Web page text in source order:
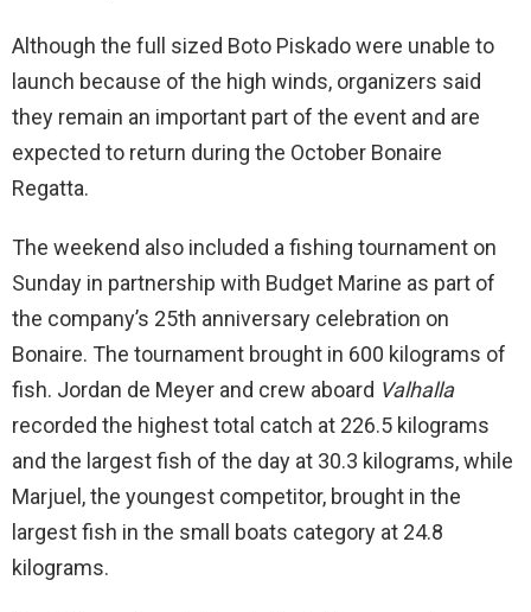
Although the full sized Boto Piskado were unable to
launch because of the high winds, organizers said
they remain an important part of the event and are
expected to return during the October Bonaire
Regatta.
The weekend also included a fishing tournament on
Sunday in partnership with Budget Marine as part of
the company’s 25th anniversary celebration on
Bonaire. The tournament brought in 600 kilograms of
fish. Jordan de Meyer and crew aboard Valhalla
recorded the highest total catch at 226.5 kilograms
and the largest fish of the day at 30.3 kilograms, while
Marjuel, the youngest competitor, brought in the
largest fish in the small boats category at 24.8
kilograms.